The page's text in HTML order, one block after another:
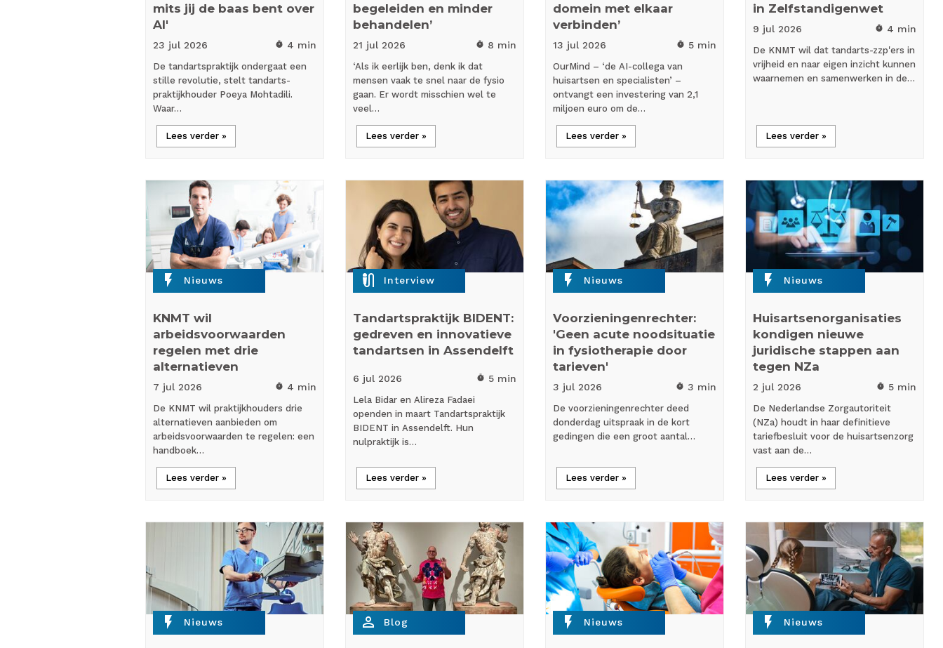
mits jij de baas bent over
AI'
23 jul 2026 timer 4 min
De tandartspraktijk ondergaat een
stille revolutie, stelt tandarts-
praktijkhouder Poeya Mohtadili.
Waar…
Lees verder »
begeleiden en minder
behandelen’
21 jul 2026 timer 8 min
‘Als ik eerlijk ben, denk ik dat
mensen vaak te snel naar de fysio
gaan. Er wordt misschien wel te
veel…
Lees verder »
domein met elkaar
verbinden’
13 jul 2026 timer 5 min
OurMind – ‘de AI-collega van
huisartsen en specialisten’ –
ontvangt een investering van 2,1
miljoen euro om de…
Lees verder »
in Zelfstandigenwet
9 jul 2026 timer 4 min
De KNMT wil dat tandarts-zzp'ers in
vrijheid en naar eigen inzicht kunnen
waarnemen en samenwerken in de…
Lees verder »
flash_on Nieuws
KNMT wil
arbeidsvoorwaarden
regelen met drie
alternatieven
7 jul 2026 timer 4 min
De KNMT wil praktijkhouders drie
alternatieven aanbieden om
arbeidsvoorwaarden te regelen: een
handboek…
Lees verder »
mic_external_on Interview
Tandartspraktijk BIDENT:
gedreven en innovatieve
tandartsen in Assendelft
6 jul 2026 timer 5 min
Lela Bidar en Alireza Fadaei
openden in maart Tandartspraktijk
BIDENT in Assendelft. Hun
nulpraktijk is…
Lees verder »
flash_on Nieuws
Voorzieningenrechter:
'Geen acute noodsituatie
in fysiotherapie door
tarieven'
3 jul 2026 timer 3 min
De voorzieningenrechter deed
donderdag uitspraak in de kort
gedingen die een groot aantal…
Lees verder »
flash_on Nieuws
Huisartsenorganisaties
kondigen nieuwe
juridische stappen aan
tegen NZa
2 jul 2026 timer 5 min
De Nederlandse Zorgautoriteit
(NZa) houdt in haar definitieve
tariefbesluit voor de huisartsenzorg
vast aan de…
Lees verder »
flash_on Nieuws person_outline Blog flash_on Nieuws flash_on Nieuws